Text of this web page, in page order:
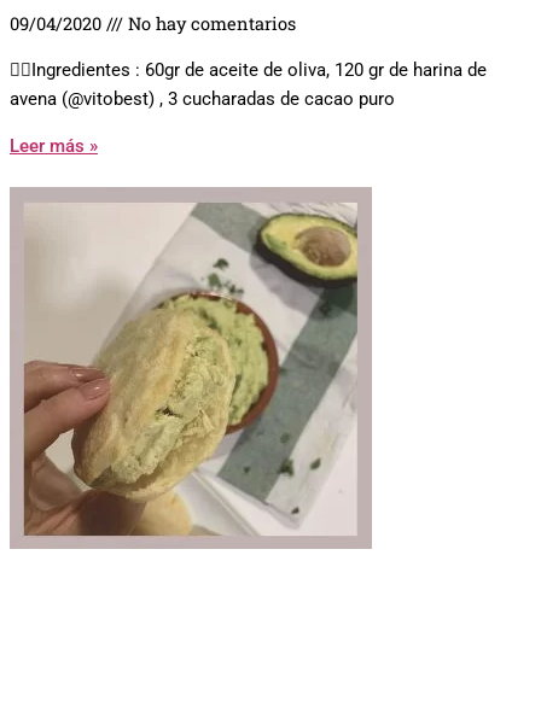
09/04/2020 No hay comentarios
👉🏼Ingredientes : 60gr de aceite de oliva, 120 gr de harina de
avena (@vitobest) , 3 cucharadas de cacao puro
Leer más »